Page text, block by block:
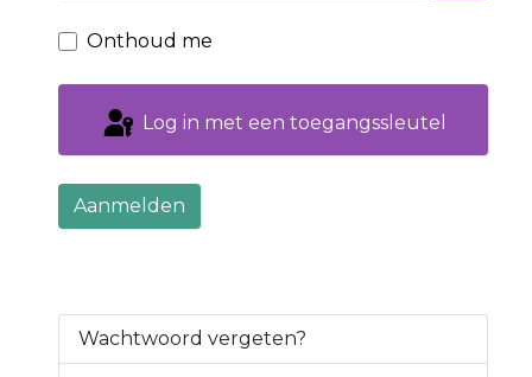
Onthoud me
Log in met een toegangssleutel
Aanmelden
Wachtwoord vergeten?